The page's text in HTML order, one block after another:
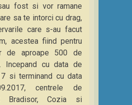
fost si vor ramane
sa te intorci cu drag,
care s-au facut
acestea fiind pentru
de aproape 500 de
Incepand cu data de
si terminand cu data
centrele de
Bradisor, Cozia si